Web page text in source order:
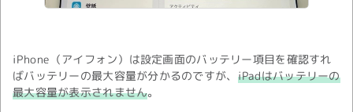
iPhone（アイフォン）は設定画面のバッテリー項目を確認すれ
ばバッテリーの最大容量が分かるのですが、 iPadはバッテリーの
最大容量が表示されません。